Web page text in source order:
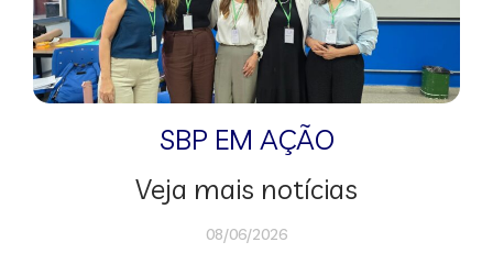
SBP EM AÇÃO
Veja mais notícias
08/06/2026